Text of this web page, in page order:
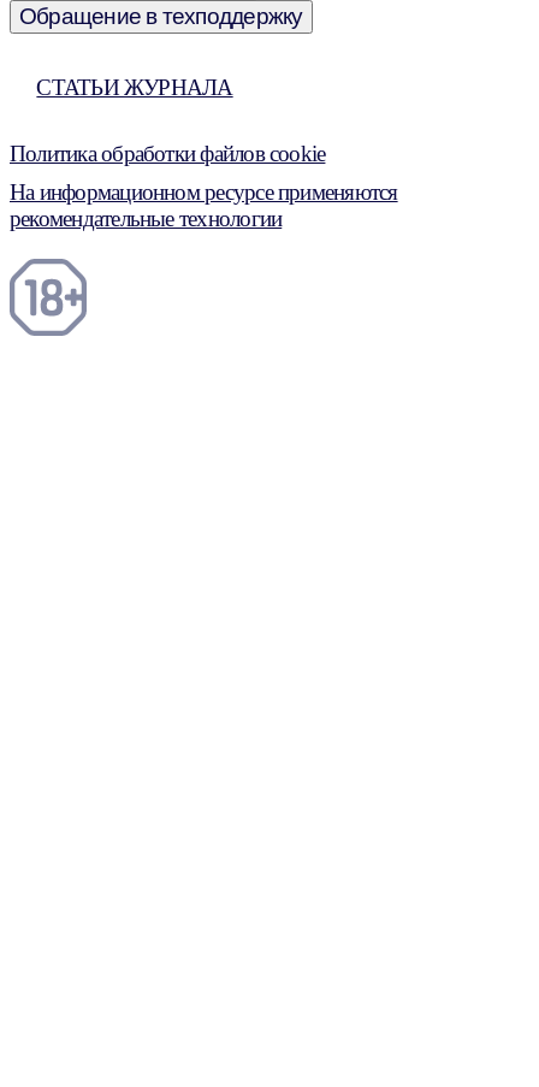
Обращение в техподдержку
СТАТЬИ ЖУРНАЛА
Политика обработки файлов cookie
На информационном ресурсе применяются
рекомендательные технологии